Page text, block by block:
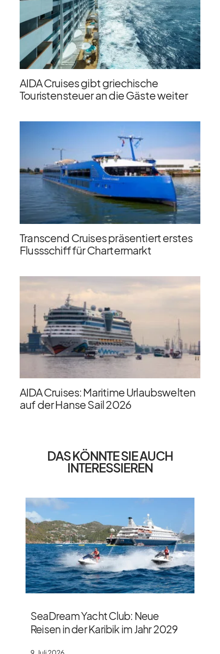
AIDA Cruises gibt griechische
Touristensteuer an die Gäste weiter
Transcend Cruises präsentiert erstes
Flussschiff für Chartermarkt
AIDA Cruises: Maritime Urlaubswelten
auf der Hanse Sail 2026
DAS KÖNNTE SIE AUCH
INTERESSIEREN
SeaDream Yacht Club: Neue
Reisen in der Karibik im Jahr 2029